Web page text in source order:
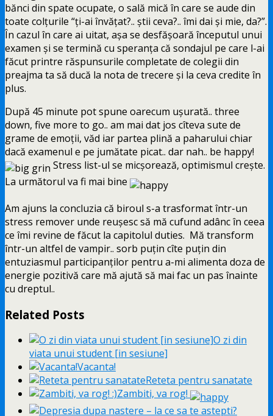
bănci din spate ocupate, o sală mică în care se aude din
toate colţurile “ţi-ai învăţat?.. ştii ceva?.. îmi dai şi mie, da?”.
În cazul în care ai uitat, aşa se desfăşoară începutul unui
examen şi se termină cu speranţa că sondajul pe care l-ai
făcut printre răspunsurile completate de colegii din
preajma ta să ducă la nota de trecere şi la ceva credite în
plus.
După 45 minute pot spune oarecum uşurată.. three
down, five more to go.. am mai dat jos cîteva sute de
grame de emoţii, văd iar partea plină a paharului chiar
dacă examenul e pe jumătate picat.. dar nah.. be happy!
Stress list-ul se micşorează, optimismul creşte.
La următorul va fi mai bine
Am ajuns la concluzia că biroul s-a trasformat într-un
stress remover unde reuşesc să mă cufund adânc în ceea
ce îmi revine de făcut la capitolul duties. Mă transform
într-un altfel de vampir.. sorb puţin cîte puţin din
entuziasmul participanţilor pentru a-mi alimenta doza de
energie pozitivă care mă ajută să mai fac un pas înainte
cu dreptul..
Related Posts
O zi din
viata unui student [in sesiune]
Vacanta!
Reteta pentru sanatate
Zambiti, va rog!